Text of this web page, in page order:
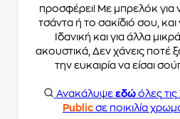
προσφέρει! Με μπρελόκ για
τσάντα ή το σακίδιό σου, και
Ιδανική και για άλλα
ακουστικά, Δεν χάνεις ποτέ
την ευκαιρία να είσαι
Ανακάλυψε εδώόλες τις
Public σε ποικιλία